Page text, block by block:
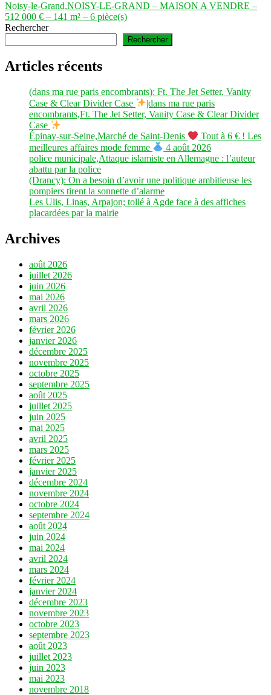
suivant :
Noisy-le-Grand,NOISY-LE-GRAND – MAISON A VENDRE –
512 000 € – 141 m² – 6 pièce(s)
Rechercher
Rechercher
Articles récents
(dans ma rue paris encombrants): Ft. The Jet Setter, Vanity
Case & Clear Divider Case
|dans ma rue paris
encombrants,Ft. The Jet Setter, Vanity Case & Clear Divider
Case
Épinay-sur-Seine,Marché de Saint-Denis
Tout à 6 € ! Les
meilleures affaires mode femme
4 août 2026
police municipale,Attaque islamiste en Allemagne : l’auteur
abattu par la police
(Drancy): On a besoin d’avoir une politique ambitieuse les
pompiers tirent la sonnette d’alarme
Les Ulis, Linas, Arpajon; tollé à Agde face à des affiches
placardées par la mairie
Archives
août 2026
juillet 2026
juin 2026
mai 2026
avril 2026
mars 2026
février 2026
janvier 2026
décembre 2025
novembre 2025
octobre 2025
septembre 2025
août 2025
juillet 2025
juin 2025
mai 2025
avril 2025
mars 2025
février 2025
janvier 2025
décembre 2024
novembre 2024
octobre 2024
septembre 2024
août 2024
juin 2024
mai 2024
avril 2024
mars 2024
février 2024
janvier 2024
décembre 2023
novembre 2023
octobre 2023
septembre 2023
août 2023
juillet 2023
juin 2023
mai 2023
novembre 2018